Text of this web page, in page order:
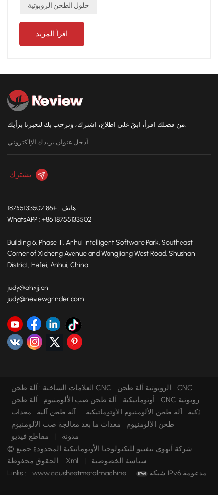
حلول الطحن الروبوتية
اقرأ المزيد
من فضلك اقرأ، ابقَ على اطلاع، اشترك، ونرحب بك لتخبرنا برأيك.
هاتف : +86 18755133502
WhatsAPP : +86 18755133502
Building 6, Phase III, Anhui Intelligent Software Park, Southeast
Corner of Xicheng Avenue and Wangjiang West Road, Shushan
District, Hefei, Anhui, China
judy@ahxjj.cn
judy@neviewgrinder.com
العلامات الساخنة : آلة طحن CNC الروبوتية آلة طحن CNC
أوتوماتيكية
آلة طحن صب الألومنيوم
آلة طحن CNC روبوتية
ذكية
آلة طحن الألومنيوم الأوتوماتيكية آلة طحن آلية
معدات
طحن الألومنيوم
معدات ما بعد معالجة صب الألومنيوم
مدونة
|
مقاطع فيديو
© شركة آنهوي نيفييو للتكنولوجيا الأوتوماتيكية المحدودة جميع
الحقوق محفوظة.
Xml |
سياسة الخصوصية
Links :
www.acusheetmetalmachine شبكة IPv6 مدعومة